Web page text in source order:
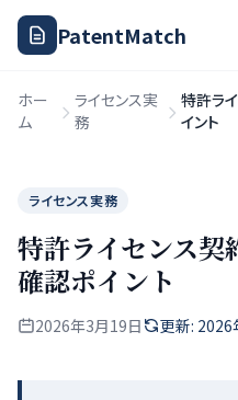
PatentMatch
ホー
ム
ライセンス実
務
特許ラ
イント
ライセンス実務
特許ライセンス契
確認ポイント
2026年3月19日 更新: 2026